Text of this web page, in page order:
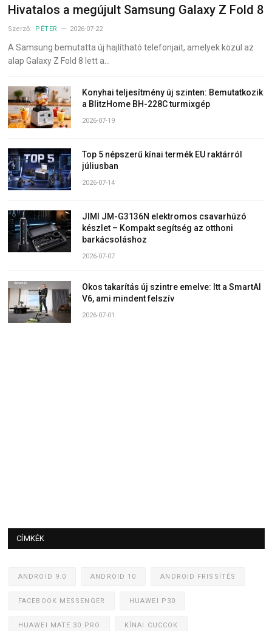
Hivatalos a megújult Samsung Galaxy Z Fold 8
Szerző: PÉTER 2026-07-22
A Samsung bemutatta új hajlítható telefonjait, amelyek közül az
alap Galaxy Z Fold 8 lett a…
Konyhai teljesítmény új szinten: Bemutatkozik
a BlitzHome BH-228C turmixgép
2026-07-19
Top 5 népszerű kínai termék EU raktárról
júliusban
2026-07-14
JIMI JM-G3136N elektromos csavarhúzó
készlet – Kompakt segítség az otthoni
barkácsoláshoz
2026-07-07
Okos takarítás új szintre emelve: Itt a SmartAI
V6, ami mindent felszív
2026-07-01
CÍMKÉK
ANDROID 9.0 ANDROID 10 ANDROID FRISSÍTÉS
FACEBOOK MESSENGER HUAWEI P30
HUAWEI MATE 30 PRO KÍNAI CUCCOK